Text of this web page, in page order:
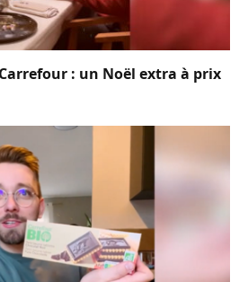
: un Noël extra à prix